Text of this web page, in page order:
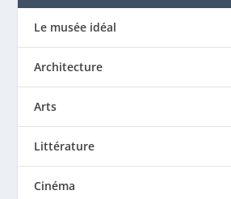
Le musée idéal
Architecture
Arts
Littérature
Cinéma